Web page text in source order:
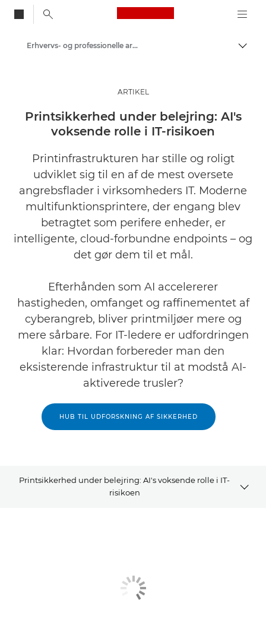
Canon Logo, back
Skift
Insights
Erhvervs- og professionelle artikler
ARTIKEL
Printsikkerhed under belejring: AI's
voksende rolle i IT-risikoen
Printinfrastrukturen har stille og roligt
udviklet sig til en af de mest oversete
angrebsflader i virksomheders IT. Moderne
multifunktionsprintere, der engang blev
betragtet som perifere enheder, er
intelligente, cloud-forbundne endpoints – og
det gør dem til et mål.
Efterhånden som AI accelererer
hastigheden, omfanget og raffinementet af
cyberangreb, bliver printmiljøer mere og
mere sårbare. For IT-ledere er udfordringen
klar: Hvordan forbereder man den
eksisterende infrastruktur til at modstå AI-
aktiverede trusler?
HUB TIL UDFORSKNING AF SIKKERHED
Printsikkerhed under belejring: AI's voksende rolle i IT-
risikoen